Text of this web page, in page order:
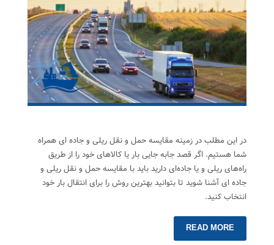
در این مطلب در زمینه مقایسه حمل و نقل ریلی و جاده ای همراه
شما هستیم. اگر قصد جابه جایی بار یا کالاهای خود را از طریق
راه‌های ریلی و یا جاده‌ای دارید باید با مقایسه حمل و نقل ریلی و
جاده ای آشنا شوید تا بتوانید بهترین روش را برای انتقال بار خود
انتخاب کنید.
READ MORE